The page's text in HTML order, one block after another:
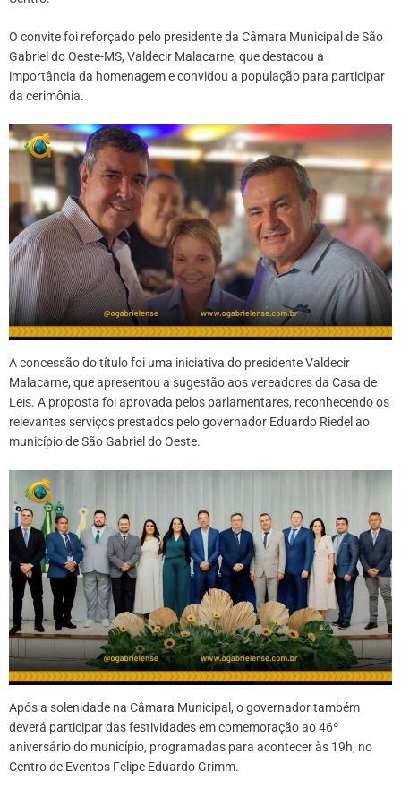
O convite foi reforçado pelo presidente da Câmara Municipal de São
Gabriel do Oeste-MS, Valdecir Malacarne, que destacou a
importância da homenagem e convidou a população para participar
da cerimônia.
A concessão do título foi uma iniciativa do presidente Valdecir
Malacarne, que apresentou a sugestão aos vereadores da Casa de
Leis. A proposta foi aprovada pelos parlamentares, reconhecendo os
relevantes serviços prestados pelo governador Eduardo Riedel ao
município de São Gabriel do Oeste.
Após a solenidade na Câmara Municipal, o governador também
deverá participar das festividades em comemoração ao 46º
aniversário do município, programadas para acontecer às 19h, no
Centro de Eventos Felipe Eduardo Grimm.